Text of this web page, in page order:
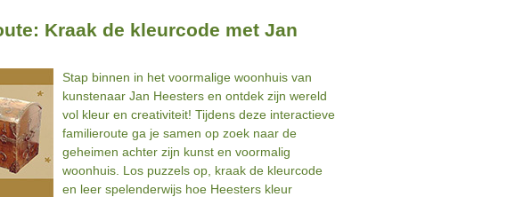
Kraak de kleurcode met Jan
Stap binnen in het voormalige woonhuis van
kunstenaar Jan Heesters en ontdek zijn wereld
vol kleur en creativiteit! Tijdens deze interactieve
familieroute ga je samen op zoek naar de
geheimen achter zijn kunst en voormalig
woonhuis. Los puzzels op, kraak de kleurcode
en leer spelenderwijs hoe Heesters kleur